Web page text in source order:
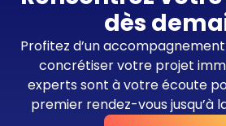
dès
Profitez d’un
concrétiser votre projet
experts sont à votre écoute
premier rendez-vous jusqu’à